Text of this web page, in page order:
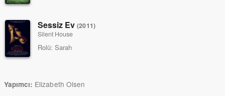
Sessiz Ev(2011)
Silent House
Rolü: Sarah
Yapımcı: Elizabeth Olsen